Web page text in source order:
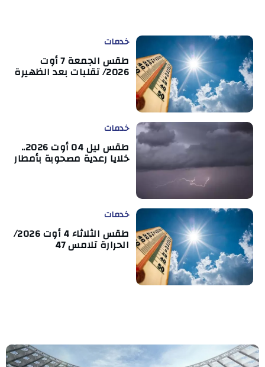
خدمات
طقس الجمعة 7 أوت
2026/ تقلبات بعد الظهيرة
خدمات
طقس ليل 04 أوت 2026..
خلايا رعدية مصحوبة بأمطار
خدمات
طقس الثلاثاء 4 أوت 2026/
الحرارة تلامس 47